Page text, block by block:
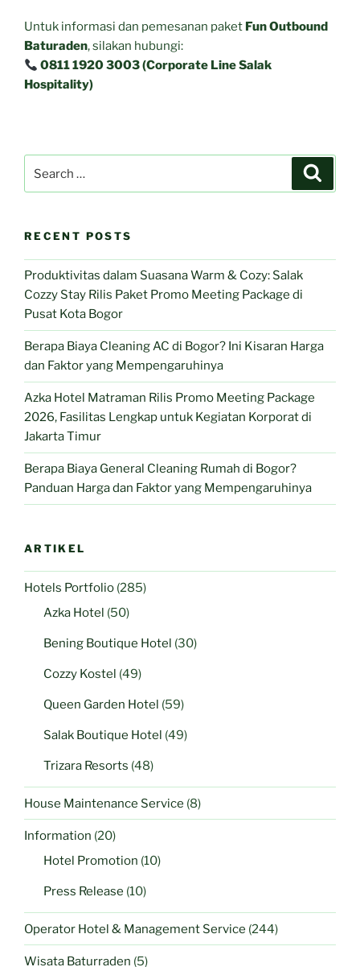
Untuk informasi dan pemesanan paket Fun Outbound
Baturaden, silakan hubungi:
0811 1920 3003 (Corporate Line Salak
Hospitality)
for:
RECENT POSTS
Produktivitas dalam Suasana Warm & Cozy: Salak
Cozzy Stay Rilis Paket Promo Meeting Package di
Pusat Kota Bogor
Berapa Biaya Cleaning AC di Bogor? Ini Kisaran Harga
dan Faktor yang Mempengaruhinya
Azka Hotel Matraman Rilis Promo Meeting Package
2026, Fasilitas Lengkap untuk Kegiatan Korporat di
Jakarta Timur
Berapa Biaya General Cleaning Rumah di Bogor?
Panduan Harga dan Faktor yang Mempengaruhinya
ARTIKEL
Hotels Portfolio (285)
Azka Hotel (50)
Bening Boutique Hotel (30)
Cozzy Kostel (49)
Queen Garden Hotel (59)
Salak Boutique Hotel (49)
Trizara Resorts (48)
House Maintenance Service (8)
Information (20)
Hotel Promotion (10)
Press Release (10)
Operator Hotel & Management Service (244)
Wisata Baturraden (5)